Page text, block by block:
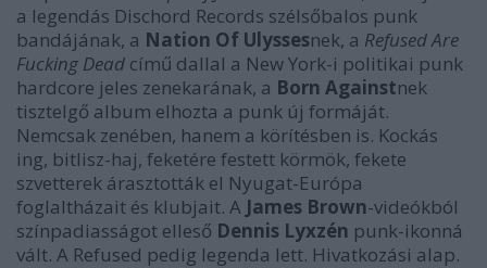
a legendás Dischord Records szélsőbalos punk
bandájának, a Nation Of Ulyssesnek, a Refused Are
Fucking Dead című dallal a New York-i politikai punk
hardcore jeles zenekarának, a Born Againstnek
tisztelgő album elhozta a punk új formáját.
Nemcsak zenében, hanem a körítésben is. Kockás
ing, bitlisz-haj, feketére festett körmök, fekete
szvetterek árasztották el Nyugat-Európa
foglaltházait és klubjait. A James Brown-videókból
színpadiasságot elleső Dennis Lyxzén punk-ikonná
vált. A Refused pedig legenda lett. Hivatkozási alap.